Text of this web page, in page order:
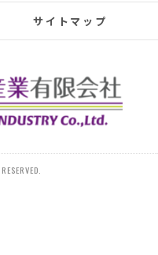
floor closet,
location.
were significantly
places and even a
15 years, I requested
サイトマップ